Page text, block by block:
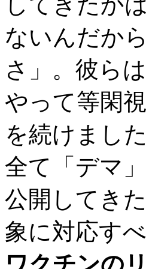
ないんだか
さ」。彼ら
やって等閑
を続けまし
全て「デマ
公開してき
象に対応す